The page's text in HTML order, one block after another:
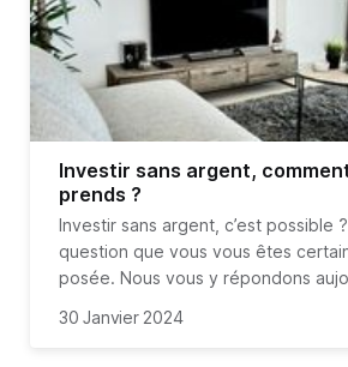
Investir sans argent, comment
prends ?
Investir sans argent, c’est possible
question que vous vous êtes
posée. Nous vous y répondons
30 Janvier 2024